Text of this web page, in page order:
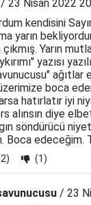
/ 23 Nisan 2022
kendisini
yarın
çıkmış. Yarın
yazısı
boca
hatırlatır iyi
alınsın diye
söndürücü
Boca edeceğim.
(1)
/ 23